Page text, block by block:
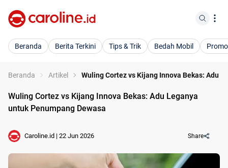
Beranda Berita Terkini Tips & Trik Bedah Mobil Promo
Beranda Artikel Wuling Cortez vs Kijang Innova Bekas: Adu
Wuling Cortez vs Kijang Innova Bekas: Adu Leganya
untuk Penumpang Dewasa
Caroline.id | 22 Jun 2026 Share